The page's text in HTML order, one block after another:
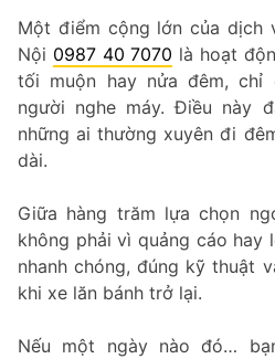
Một điểm cộng lớn của
Nội 0987 40 7070 là hoạt
tối muộn hay nửa đêm,
người nghe máy. Điều này
những ai thường xuyên đi
dài.
Giữa hàng trăm lựa chọn
không phải vì quảng cáo hay
nhanh chóng, đúng kỹ thuật
khi xe lăn bánh trở lại.
Nếu một ngày nào đó…